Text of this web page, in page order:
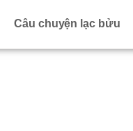
Câu chuyện lạc bửu